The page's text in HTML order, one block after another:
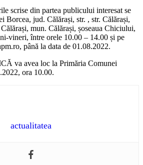
scrise din partea publicului interesat se
Borcea, jud. Călărași, str. , str. Călărași,
mun. Călărași, șoseaua Chiciului,
vineri, între orele 10.00 – 14.00 și pe
până la data de 01.08.2022.
va avea loc la Primăria Comunei
ora 10.00.
actualitatea